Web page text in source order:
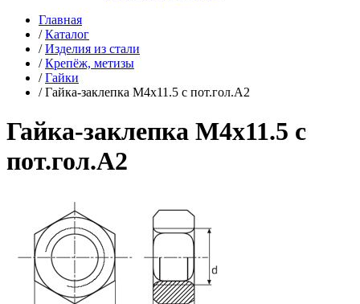
Главная
/ Каталог
/ Изделия из стали
/ Крепёж, метизы
/ Гайки
/ Гайка-заклепка М4х11.5 с пот.гол.А2
Гайка-заклепка М4х11.5 с
пот.гол.А2